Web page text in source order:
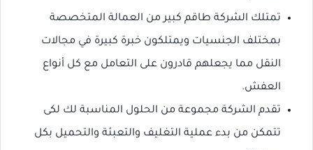
تمتلك الشركة طاقم كبير من العمالة المتخصصة
بمختلف الجنسيات ويمتلكون خبرة كبيرة في مجالات
النقل مما يجعلهم قادرون على التعامل مع كل أنواع
العفش.
تقدم الشركة مجموعة من الحلول المناسبة لك لكى
تتمكن من بدء عملية التغليف والتعبئة والتحميل بكل